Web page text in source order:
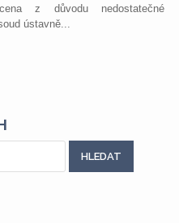
z důvodu nedostatečné
ústavně...